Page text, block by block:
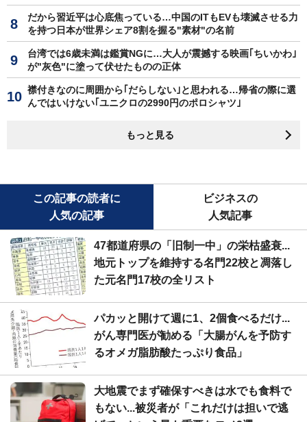
だから習近平は心底焦っている…中国のITもEVも壊滅させる力
を持つ日本が世界シェア8割を握る"素材"の名前
台湾では6歳未満は鑑賞NGに…大人が震撼する映画｢ちいかわ｣
が"灰色"に塗って伏せたものの正体
襟付きなのに周囲から｢だらしない｣と思われる…帰省の際に選
んではいけない｢ユニクロの2990円のポロシャツ｣
もっと見る
この記事の読者に
人気の記事
ビジネスの
人気記事
47都道府県の「旧制一中」の栄枯盛衰...
地元トップを維持する名門22校と凋落し
た元名門17校の全リスト
パカッと開けて週に1、2個食べるだけ...
がん専門医が勧める「大腸がんを予防す
るオメガ脂肪酸たっぷり食品」
大地震でまず確保すべきは水でも食料で
もない...被災者が「これだけは担いで逃